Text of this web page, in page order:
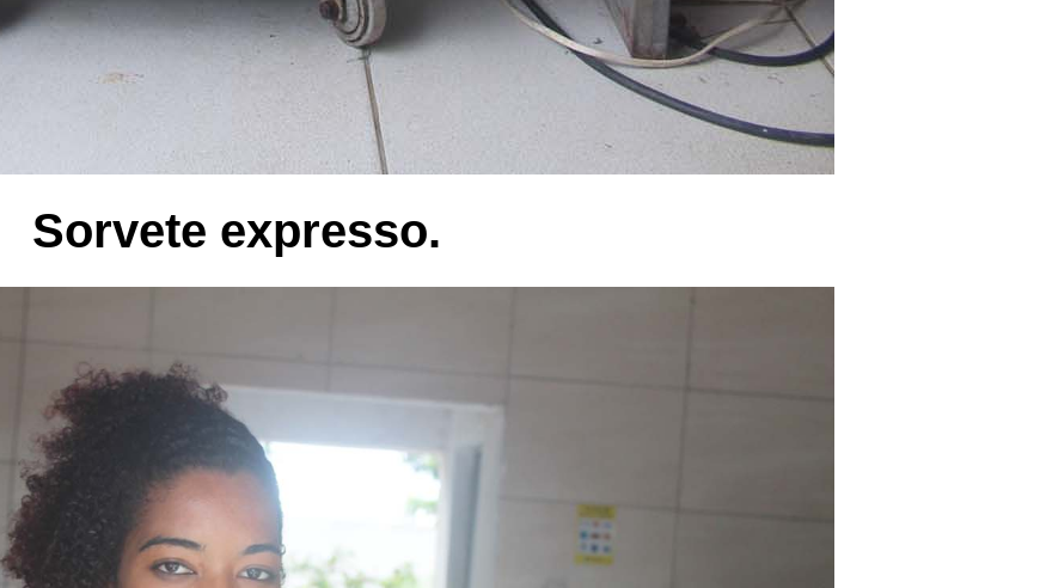
Sorvete expresso.